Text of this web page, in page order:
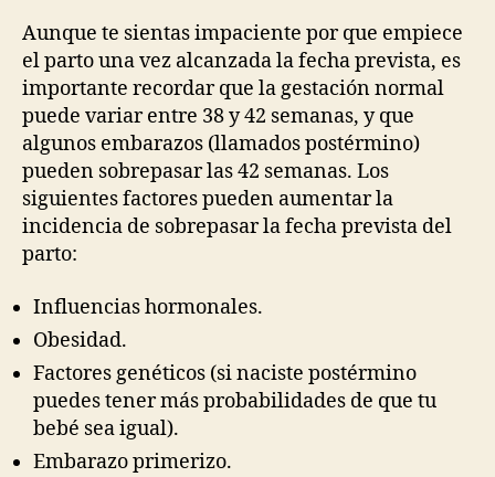
Aunque te sientas impaciente por que empiece
el parto una vez alcanzada la fecha prevista, es
importante recordar que la gestación normal
puede variar entre 38 y 42 semanas, y que
algunos embarazos (llamados postérmino)
pueden sobrepasar las 42 semanas. Los
siguientes factores pueden aumentar la
incidencia de sobrepasar la fecha prevista del
parto:
Influencias hormonales.
Obesidad.
Factores genéticos (si naciste postérmino
puedes tener más probabilidades de que tu
bebé sea igual).
Embarazo primerizo.